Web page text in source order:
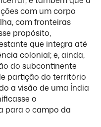
com um corpo
com fronteiras
propósito,
que integra até
colonial; e, ainda,
do subcontinente
partição do território
a visão de uma Índia
o
para o campo da